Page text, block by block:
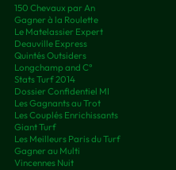
150 Chevaux par An
Gagner à la Roulette
Le Matelassier Expert
Deauville Express
Quintés Outsiders
Longchamp and C°
Stats Turf 2014
Dossier Confidentiel MI
Les Gagnants au Trot
Les Couplés Enrichissants
Giant Turf
Les Meilleurs Paris du Turf
Gagner au Multi
Vincennes Nuit